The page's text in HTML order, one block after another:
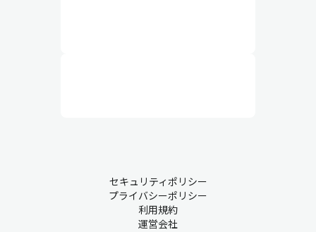
セキュリティポリシー
プライバシーポリシー
利用規約
運営会社